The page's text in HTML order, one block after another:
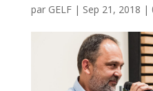
par GELF| Sep 21, 2018 |